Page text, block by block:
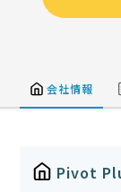
会社情報
Pivot